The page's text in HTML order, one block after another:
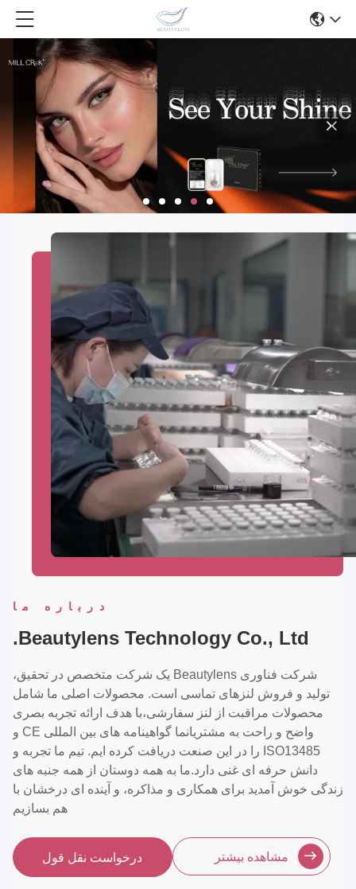
درباره ما
Beautylens Technology Co., Ltd.
شرکت فناوری Beautylens یک شرکت متخصص در تحقیق،
تولید و فروش لنزهای تماسی است. محصولات اصلی ما شامل
محصولات مراقبت از لنز سفارشی،با هدف ارائه تجربه بصری
واضح و راحت به مشتریانما گواهینامه های بین المللی CE و
ISO13485 را در این صنعت دریافت کرده ایم. تیم ما تجربه و
دانش حرفه ای غنی دارد.ما به همه دوستان از همه جنبه های
زندگی خوش آمدید برای همکاری و مذاکره، و آینده ای درخشان با
هم بسازیم
مشاهده بیشتر درخواست نقل قول